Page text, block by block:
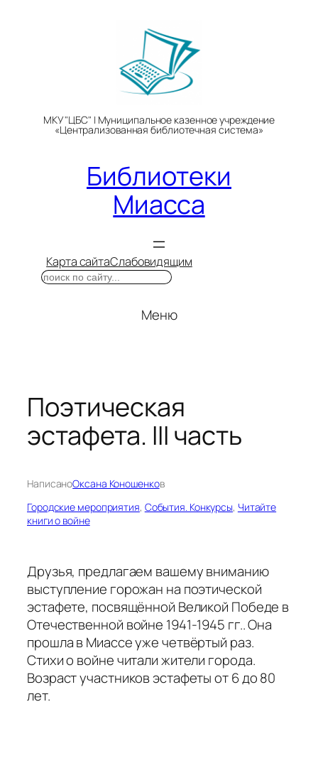
МКУ "ЦБС" | Муниципальное казенное учреждение
«Централизованная библиотечная система»
Библиотеки
Миасса
Карта сайтаСлабовидящим
Поиск
Меню
Поэтическая
эстафета. III часть
НаписаноОксана Коношенков
Городские мероприятия, События. Конкурсы, Читайте
книги о войне
Друзья, предлагаем вашему вниманию
выступление горожан на поэтической
эстафете, посвящённой Великой Победе в
Отечественной войне 1941-1945 гг.. Она
прошла в Миассе уже четвёртый раз.
Стихи о войне читали жители города.
Возраст участников эстафеты от 6 до 80
лет.